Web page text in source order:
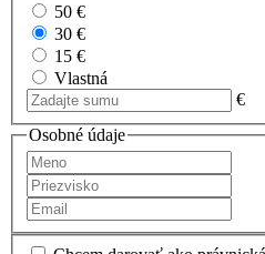
50 €
30 €
15 €
Vlastná
€
Osobné údaje